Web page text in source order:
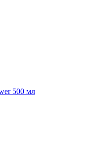
500 мл